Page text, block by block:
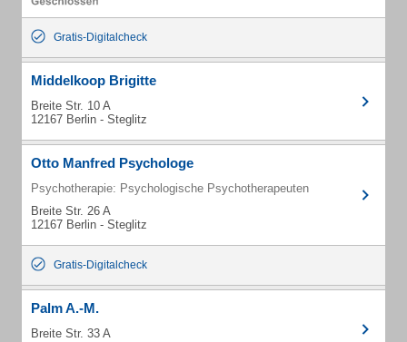
Gratis-Digitalcheck
Middelkoop Brigitte
Breite Str. 10 A
12167 Berlin - Steglitz
Otto Manfred Psychologe
Psychotherapie: Psychologische Psychotherapeuten
Breite Str. 26 A
12167 Berlin - Steglitz
Gratis-Digitalcheck
Palm A.-M.
Breite Str. 33 A